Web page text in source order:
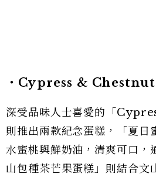
・Cypress & Chestnut
深受品味人士喜愛的「
則推出兩款紀念蛋糕，「夏日
水蜜桃與鮮奶油，清爽可口，
山包種茶芒果蛋糕」則結合文